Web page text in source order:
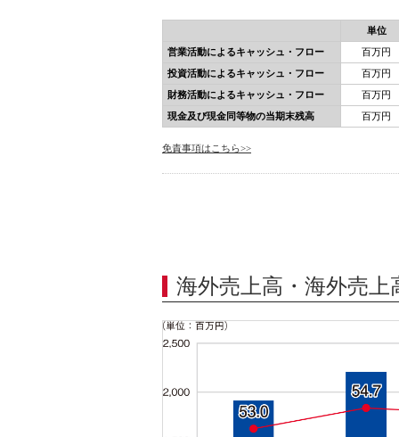
海外売上高・海外売上